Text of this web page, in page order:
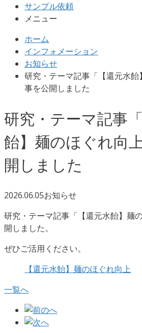
サンプル依頼
メニュー
ホーム
インフォメーション
お知らせ
研究・テーマ記事「【還元水
事を公開しました
研究・テーマ記事
飴】麺のほぐれ向
開しました
2026.06.05お知らせ
研究・テーマ記事「【還元水飴】麺
開しました。
ぜひご活用ください。
【還元水飴】麺のほぐれ向上
一覧へ